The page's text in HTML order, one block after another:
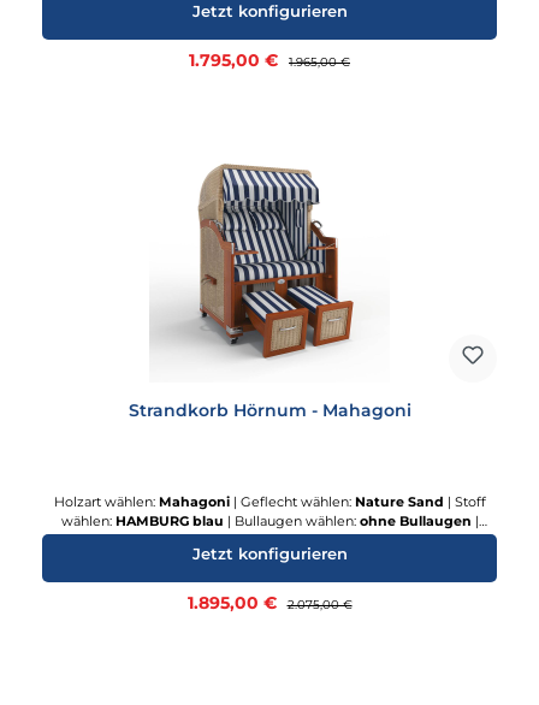
Verkaufspreis:
1.795,00 € Regulärer Preis:
1.965,00 €
Jetzt konfigurieren
Strandkorb Hörnum - Mahagoni
Holzart wählen: Mahagoni | Geflecht wählen: Nature Sand |
wählen: HAMBURG blau | Bullaugen wählen: ohne Bullaugen |
Verkaufspreis:
1.895,00 € Regulärer Preis:
2.075,00 €
Jetzt konfigurieren